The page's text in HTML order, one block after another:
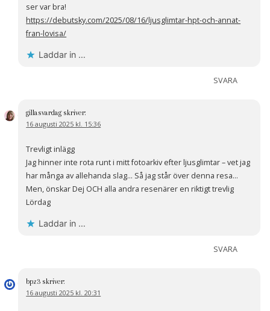
ser var bra!
https://debutsky.com/2025/08/16/ljusglimtar-hpt-och-annat-
fran-lovisa/
Laddar in …
SVARA
gillasvardag skriver:
16 augusti 2025 kl. 15:36
Trevligt inlägg
Jag hinner inte rota runt i mitt fotoarkiv efter ljusglimtar – vet jag
har många av allehanda slag… Så jag står över denna resa…
Men, önskar Dej OCH alla andra resenärer en riktigt trevlig
Lördag
Laddar in …
SVARA
bpz3 skriver:
16 augusti 2025 kl. 20:31